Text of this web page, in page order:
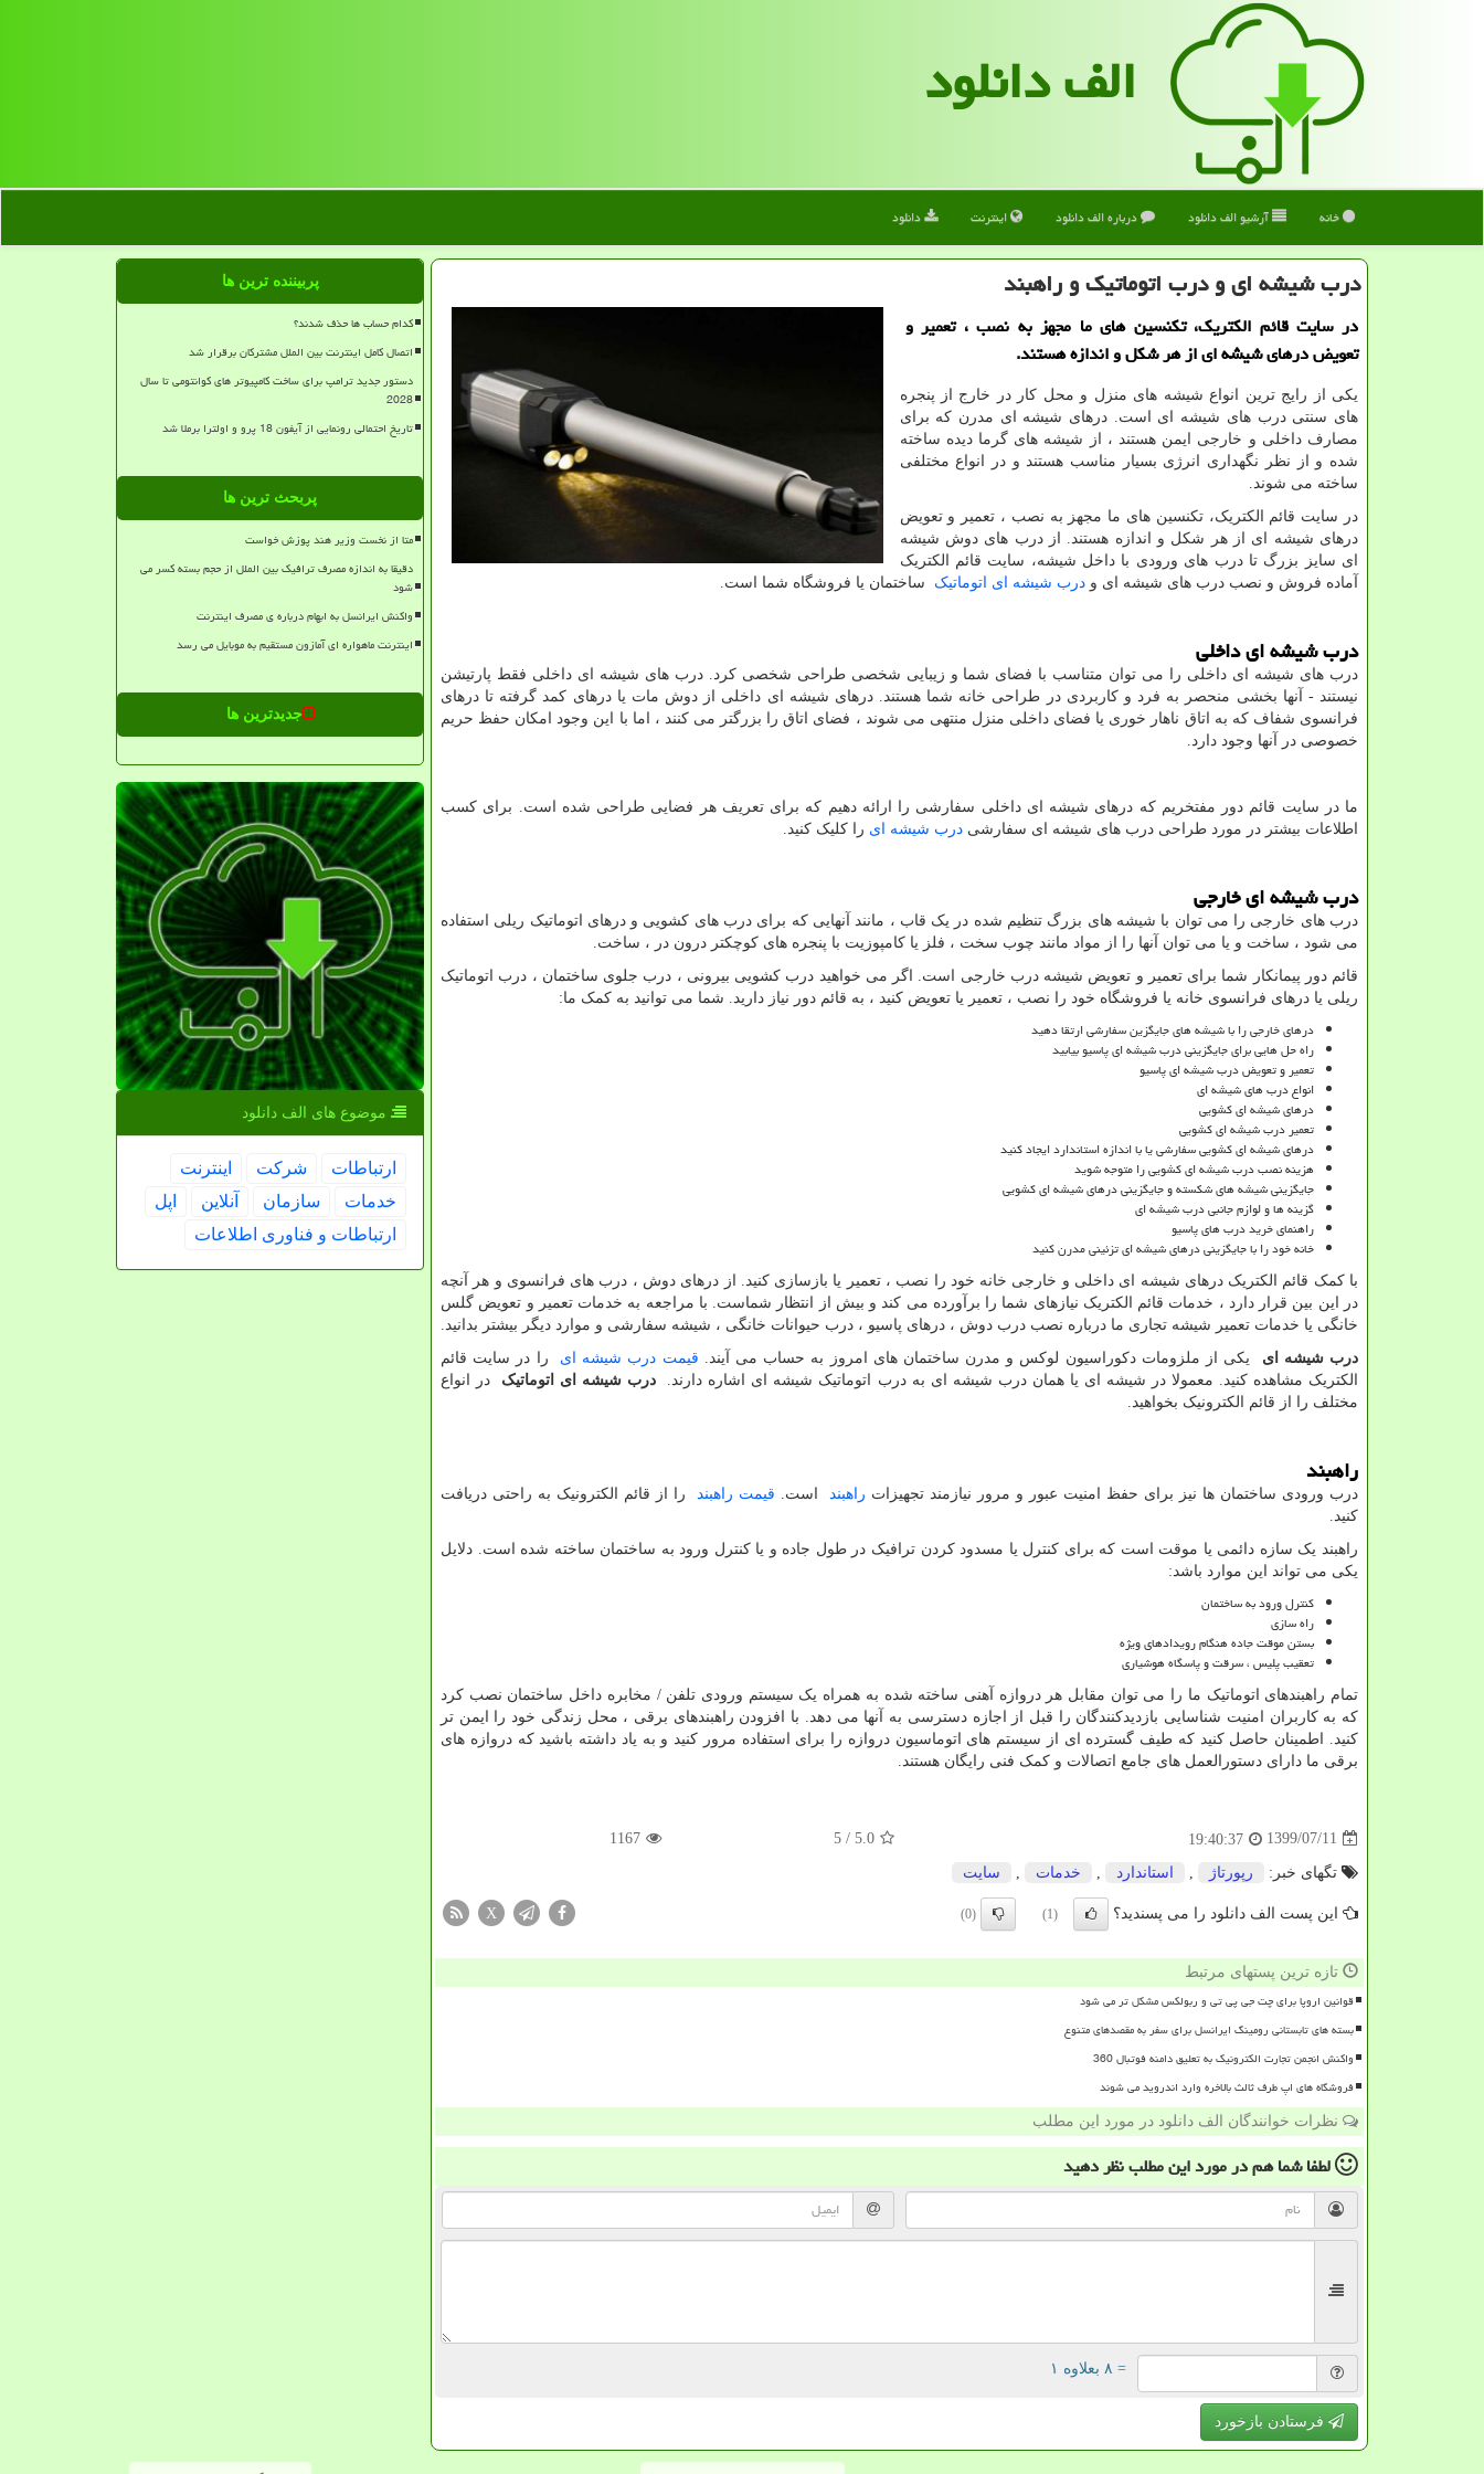
الف دانلود
خانه آرشیو الف دانلود درباره الف دانلود اینترنت دانلود
درب شیشه ای و درب اتوماتیك و راهبند
در سایت قائم الكتریك، تكنسین های ما مجهز به نصب ، تعمیر و
تعویض درهای شیشه ای از هر شكل و اندازه هستند.
یکی از رایج ترین انواع شیشه های منزل و محل کار در خارج از پنجره
های سنتی درب های شیشه ای است. درهای شیشه ای مدرن که برای
مصارف داخلی و خارجی ایمن هستند ، از شیشه های گرما دیده ساخته
شده و از نظر نگهداری انرژی بسیار مناسب هستند و در انواع مختلفی
ساخته می شوند.
در سایت قائم الکتریک، تکنسین های ما مجهز به نصب ، تعمیر و تعویض
درهای شیشه ای از هر شکل و اندازه هستند. از درب های دوش شیشه
ای سایز بزرگ تا درب های ورودی با داخل شیشه، سایت قائم الکتریک
آماده فروش و نصب درب های شیشه ای و درب شیشه ای اتوماتیک ساختمان یا فروشگاه شما است.
درب شیشه ای داخلی
درب های شیشه ای داخلی را می توان متناسب با فضای شما و زیبایی شخصی طراحی شخصی کرد. درب های شیشه ای داخلی فقط پارتیشن
نیستند - آنها بخشی منحصر به فرد و کاربردی در طراحی خانه شما هستند. درهای شیشه ای داخلی از دوش مات یا درهای کمد گرفته تا درهای
فرانسوی شفاف که به اتاق ناهار خوری یا فضای داخلی منزل منتهی می شوند ، فضای اتاق را بزرگتر می کنند ، اما با این وجود امکان حفظ حریم
خصوصی در آنها وجود دارد.
ما در سایت قائم دور مفتخریم که درهای شیشه ای داخلی سفارشی را ارائه دهیم که برای تعریف هر فضایی طراحی شده است. برای کسب
اطلاعات بیشتر در مورد طراحی درب های شیشه ای سفارشی درب شیشه ای را کلیک کنید.
درب شیشه ای خارجی
درب های خارجی را می توان با شیشه های بزرگ تنظیم شده در یک قاب ، مانند آنهایی که برای درب های کشویی و درهای اتوماتیک ریلی استفاده
می شود ، ساخت و یا می توان آنها را از مواد مانند چوب سخت ، فلز یا کامپوزیت با پنجره های کوچکتر درون در ، ساخت.
قائم دور پیمانکار شما برای تعمیر و تعویض شیشه درب خارجی است. اگر می خواهید درب کشویی بیرونی ، درب جلوی ساختمان ، درب اتوماتیک
ریلی یا درهای فرانسوی خانه یا فروشگاه خود را نصب ، تعمیر یا تعویض کنید ، به قائم دور نیاز دارید. شما می توانید به کمک ما:
درهای خارجی را با شیشه های جایگزین سفارشی ارتقا دهید
راه حل هایی برای جایگزینی درب شیشه ای پاسیو بیابید
تعمیر و تعویض درب شیشه ای پاسیو
انواع درب های شیشه ای
درهای شیشه ای کشویی
تعمیر درب شیشه ای کشویی
درهای شیشه ای کشویی سفارشی یا با اندازه استاندارد ایجاد کنید
هزینه نصب درب شیشه ای کشویی را متوجه شوید
جایگزینی شیشه های شکسته و جایگزینی درهای شیشه ای کشویی
گزینه ها و لوازم جانبی درب شیشه ای
راهنمای خرید درب های پاسیو
خانه خود را با جایگزینی درهای شیشه ای تزئینی مدرن کنید
با کمک قائم الکتریک درهای شیشه ای داخلی و خارجی خانه خود را نصب ، تعمیر یا بازسازی کنید. از درهای دوش ، درب های فرانسوی و هر آنچه
در این بین قرار دارد ، خدمات قائم الکتریک نیازهای شما را برآورده می کند و بیش از انتظار شماست. با مراجعه به خدمات تعمیر و تعویض گلس
خانگی یا خدمات تعمیر شیشه تجاری ما درباره نصب درب دوش ، درهای پاسیو ، درب حیوانات خانگی ، شیشه سفارشی و موارد دیگر بیشتر بدانید.
درب شیشه ای یکی از ملزومات دکوراسیون لوکس و مدرن ساختمان های امروز به حساب می آیند. قیمت درب شیشه ای را در سایت قائم
الکتریک مشاهده کنید. معمولا در شیشه ای یا همان درب شیشه ای به درب اتوماتیک شیشه ای اشاره دارند. درب شیشه ای اتوماتیک در انواع
مختلف را از قائم الکترونیک بخواهید.
راهبند
درب ورودی ساختمان ها نیز برای حفظ امنیت عبور و مرور نیازمند تجهیزات راهبند است. قیمت راهبند را از قائم الکترونیک به راحتی دریافت
کنید.
راهبند یک سازه دائمی یا موقت است که برای کنترل یا مسدود کردن ترافیک در طول جاده و یا کنترل ورود به ساختمان ساخته شده است. دلایل
یکی می تواند این موارد باشد:
کنترل ورود به ساختمان
راه سازی
بستن موقت جاده هنگام رویدادهای ویژه
تعقیب پلیس ، سرقت و پاسگاه هوشیاری
تمام راهبندهای اتوماتیک ما را می توان مقابل هر دروازه آهنی ساخته شده به همراه یک سیستم ورودی تلفن / مخابره داخل ساختمان نصب کرد
که به کاربران امنیت شناسایی بازدیدکنندگان را قبل از اجازه دسترسی به آنها می دهد. با افزودن راهبندهای برقی ، محل زندگی خود را ایمن تر
کنید. اطمینان حاصل کنید که طیف گسترده ای از سیستم های اتوماسیون دروازه را برای استفاده مرور کنید و به یاد داشته باشید که دروازه های
برقی ما دارای دستورالعمل های جامع اتصالات و کمک فنی رایگان هستند.
1399/07/11
19:40:37
5.0
/ 5
1167
تگهای خبر: رپورتاژ استاندارد خدمات سایت
این پست الف دانلود را می پسندید؟ (1)
(0)
X
تازه ترین پستهای مرتبط
قوانین اروپا برای چت جی پی تی و ربولکس مشکل تر می شود
بسته های تابستانی رومینگ ایرانسل برای سفر به مقصدهای متنوع
واکنش انجمن تجارت الکترونیک به تعلیق دامنه فوتبال 360
فروشگاه های اپ طرف ثالث بالاخره وارد اندروید می شوند
نظرات خوانندگان الف دانلود در مورد این مطلب
لطفا شما همدر مورد این مطلبنظر دهید
= ۸ بعلاوه ۱
فرستادن بازخورد
پربیننده ترین ها
کدام حساب ها حذف شدند؟
اتصال کامل اینترنت بین الملل مشترکان برقرار شد
دستور جدید ترامپ برای ساخت کامپیوتر های کوانتومی تا سال
2028
تاریخ احتمالی رونمایی از آیفون 18 پرو و اولترا برملا شد
پربحث ترین ها
متا از نخست وزیر هند پوزش خواست
دقیقا به اندازه مصرف ترافیک بین الملل از حجم بسته کسر می
شود
واکنش ایرانسل به ابهام درباره ی مصرف اینترنت
اینترنت ماهواره ای آمازون مستقیم به موبایل می رسد
جدیدترین ها
موضوع های الف دانلود
ارتباطات شركت
اینترنت
خدمات
سازمان آنلاین
اپل
ارتباطات و فناوری اطلاعات